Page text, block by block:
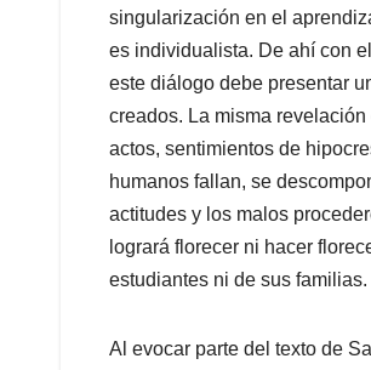
singularización en el
es individualista. De ahí con
este diálogo debe presentar
creados. La misma
actos, sentimientos de
humanos fallan, se
actitudes y los malos
logrará florecer ni hacer
estudiantes ni de sus familias.
Al evocar parte del texto de